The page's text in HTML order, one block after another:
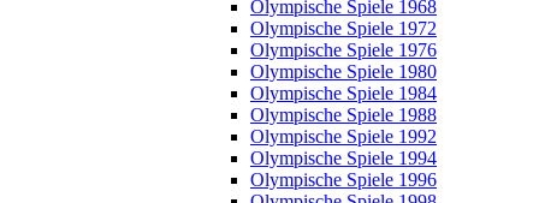
Olympische Spiele 1968
Olympische Spiele 1972
Olympische Spiele 1976
Olympische Spiele 1980
Olympische Spiele 1984
Olympische Spiele 1988
Olympische Spiele 1992
Olympische Spiele 1994
Olympische Spiele 1996